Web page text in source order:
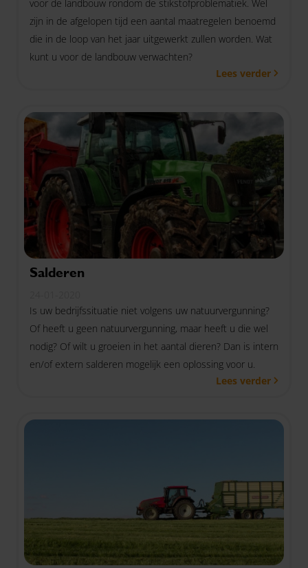
voor de landbouw rondom de stikstofproblematiek. Wel
zijn in de afgelopen tijd een aantal maatregelen benoemd
die in de loop van het jaar uitgewerkt zullen worden. Wat
kunt u voor de landbouw verwachten?
Lees verder
Salderen
Is uw bedrijfssituatie niet volgens uw natuurvergunning?
Of heeft u geen natuurvergunning, maar heeft u die wel
nodig? Of wilt u groeien in het aantal dieren? Dan is intern
en/of extern salderen mogelijk een oplossing voor u.
Lees verder